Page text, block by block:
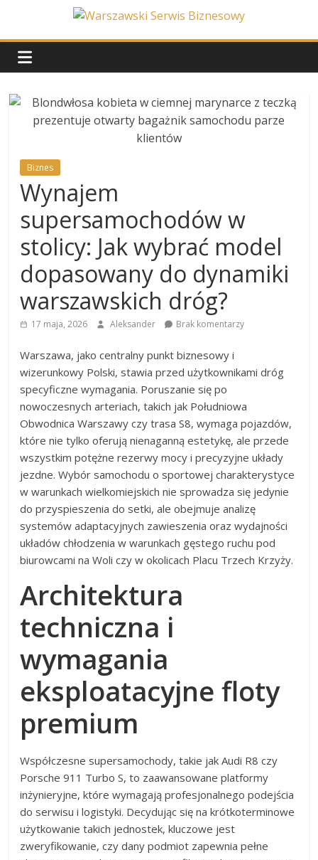
content
Warszawski
Serwis
Biznesowy
życia
stolicy
Biznes
Wynajem
supersamochodów w
stolicy: Jak wybrać model
dopasowany do dynamiki
warszawskich dróg?
17 maja, 2026 Aleksander Brak komentarzy
Warszawa, jako centralny punkt biznesowy i
wizerunkowy Polski, stawia przed użytkownikami dróg
specyficzne wymagania. Poruszanie się po
nowoczesnych arteriach, takich jak Południowa
Obwodnica Warszawy czy trasa S8, wymaga pojazdów,
które nie tylko oferują nienaganną estetykę, ale przede
wszystkim potężne rezerwy mocy i precyzyjne układy
jezdne. Wybór samochodu o sportowej charakterystyce
w warunkach wielkomiejskich nie sprowadza się jedynie
do przyspieszenia do setki, ale obejmuje analizę
systemów adaptacyjnych zawieszenia oraz wydajności
układów chłodzenia w warunkach gęstego ruchu pod
biurowcami na Woli czy w okolicach Placu Trzech Krzyży.
Architektura
techniczna i
wymagania
eksploatacyjne floty
premium
Współczesne supersamochody, takie jak Audi R8 czy
Porsche 911 Turbo S, to zaawansowane platformy
inżynieryjne, które wymagają profesjonalnego podejścia
do serwisu i logistyki. Decydując się na krótkoterminowe
użytkowanie takich jednostek, kluczowe jest
zweryfikowanie, czy dany podmiot zapewnia pełne